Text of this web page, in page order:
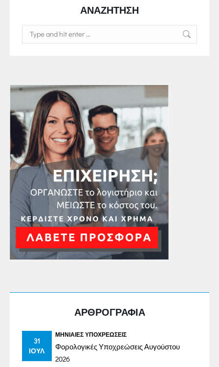
ΑΝΑΖΗΤΗΣΗ
Search:
ΑΡΘΡΟΓΡΑΦΙΑ
31
ΙΟΎΛ
ΜΗΝΙΑΊΕΣ ΥΠΟΧΡΕΏΣΕΙΣ
Φορολογικές Υποχρεώσεις Αυγούστου
2026